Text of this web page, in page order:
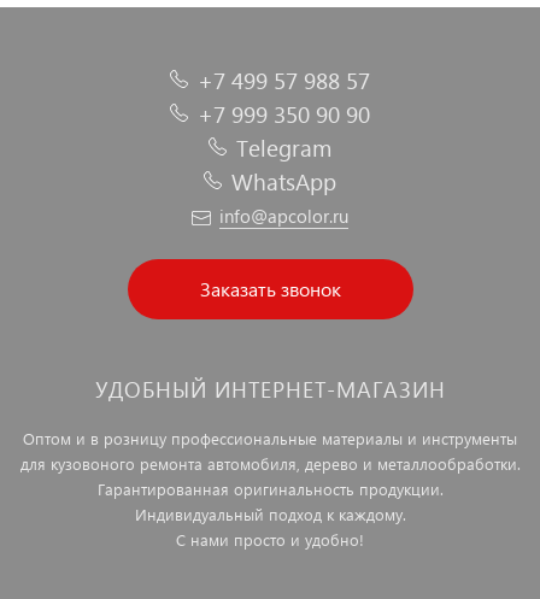
+7 499 57 988 57
+7 999 350 90 90
Telegram
WhatsApp
info@apcolor.ru
Заказать звонок
УДОБНЫЙ ИНТЕРНЕТ-МАГАЗИН
Оптом и в розницу профессиональные материалы и инструменты
для кузовоного ремонта автомобиля, дерево и металлообработки.
Гарантированная оригинальность продукции.
Индивидуальный подход к каждому.
С нами просто и удобно!